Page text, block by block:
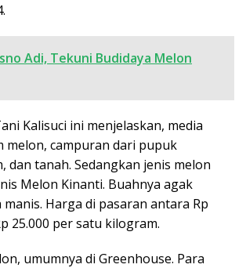
Adi, Tekuni Budidaya Melon
Kalisuci ini menjelaskan, media
melon, campuran dari pupuk
dan tanah. Sedangkan jenis melon
Melon Kinanti. Buahnya agak
Harga di pasaran antara Rp
25.000 per satu kilogram.
umumnya di Greenhouse. Para